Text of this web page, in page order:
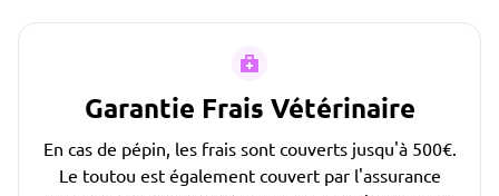
Garantie Frais Vétérinaire
En cas de pépin, les frais sont couverts jusqu'à 500€.
Le toutou est également couvert par l'assurance